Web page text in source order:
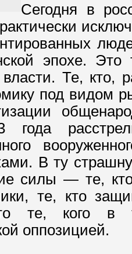
Сегодня в
эпохе.
Те, кто,
под видом
года
В ту
силы — те,
те, кто
те, кого в
оппозицией.